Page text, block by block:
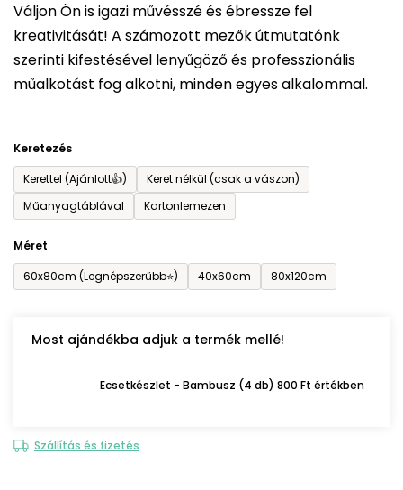
Váljon Ön is igazi művésszé és ébressze fel
kreativitását! A számozott mezők útmutatónk
szerinti kifestésével lenyűgöző és professzionális
műalkotást fog alkotni, minden egyes alkalommal.
Keretezés
Kerettel (Ajánlott👍)
Keret nélkül (csak a vászon)
Műanyagtáblával
Kartonlemezen
Méret
60x80cm (Legnépszerűbb⭐)
40x60cm 80x120cm
Most ajándékba adjuk a termék mellé!
Ecsetkészlet - Bambusz (4 db) 800 Ft értékben
Szállítás és fizetés
ből
0,0
csillag.